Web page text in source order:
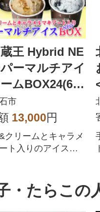
王 Hybrid NE
ーマルチアイ
ムBOX24(6種
市
13,000円
クリームとキャラメ
ト入りのアイスク
・たらこの